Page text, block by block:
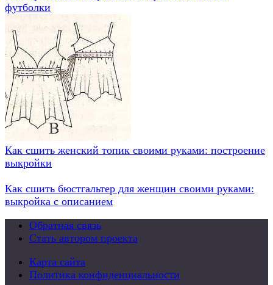
футболки
Как сшить женский топик своими руками: построение
выкройки
Как сшить бюстгальтер для женщин своими руками:
выкройка с описанием
Обратная связь
Стать автором проекта
Карта сайта
Политика конфиденциальности